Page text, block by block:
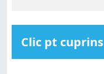
Clic pt cuprins